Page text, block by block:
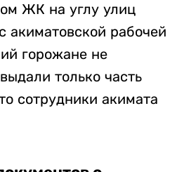
ЖК на углу улиц
акиматовской рабочей
горожане не
только часть
сотрудники акимата